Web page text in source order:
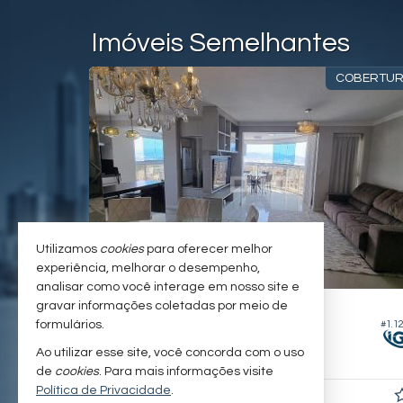
Imóveis Semelhantes
#1.611
BALNEÁRIO CAMBORIÚ -CENTRO
Cobertura no Edifício Blue Ocean
3 4 3 133,
R$ 3.000.000,
Utilizamos cookiespara oferecer melhor
experiência, melhorar o desempenho,
analisar como você interage em nosso site e
gravar informações coletadas por meio de
formulários.
Ao utilizar esse site, você concorda com o uso
de cookies. Para mais informações visite
Política de Privacidade.